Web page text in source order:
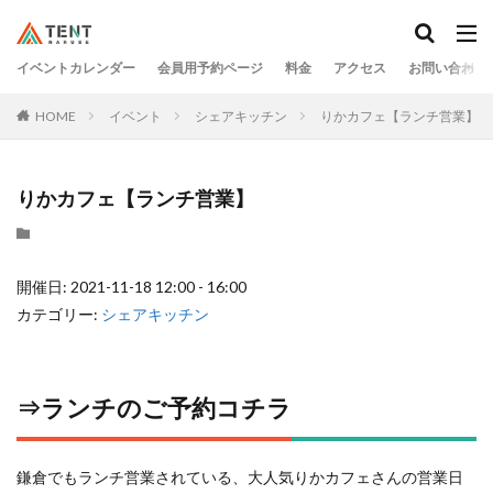
イベントカレンダー 会員用予約ページ 料金 アクセス お問い合わせ
HOME イベント シェアキッチン りかカフェ【ランチ営業】
りかカフェ【ランチ営業】
開催日: 2021-11-18 12:00 - 16:00
カテゴリー: シェアキッチン
⇒ランチのご予約コチラ
鎌倉でもランチ営業されている、大人気りかカフェさんの営業日